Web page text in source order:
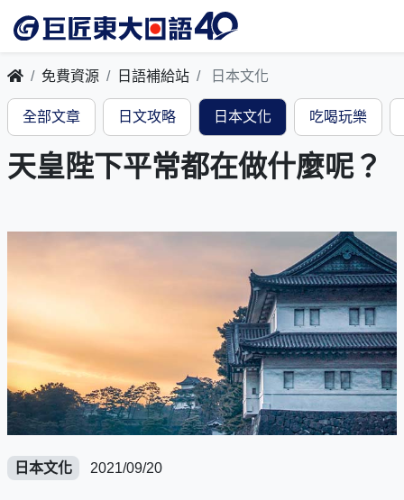
免費資源 日語補給站 日本文化
全部文章 日文攻略 日本文化 吃喝玩樂
天皇陛下平常都在做什麼呢？
日本文化 2021/09/20